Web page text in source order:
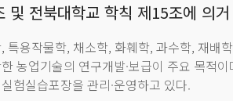
및 전북대학교 학칙 제15조에 의
특용작물학, 채소학, 화훼학, 과수학, 재배
농업기술의 연구개발·보급이 주요 목적
험실습포장을 관리·운영하고 있다.